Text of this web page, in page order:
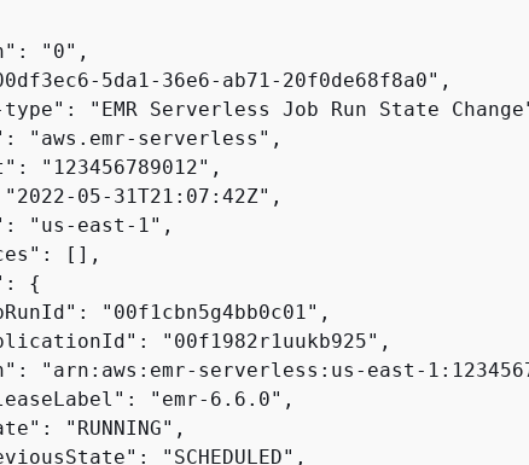
"0",
5da1-36e6-ab71-20f0de68f8a0",
"EMR Serverless Job Run State
"aws.emr-serverless",
"123456789012",
05-31T21:07:42Z",
"us-east-1",
[],
{
"00f1cbn5g4bb0c01",
"00f1982r1uukb925",
"arn:aws:emr-serverless:us-east-
"emr-6.6.0",
"RUNNING",
"SCHEDULED",